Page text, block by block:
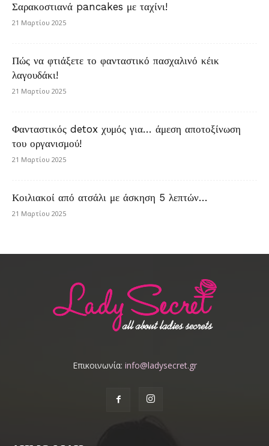
Σαρακοστιανά pancakes με ταχίνι!
21 Μαρτίου 2025
Πώς να φτιάξετε το φανταστικό πασχαλινό κέικ
λαγουδάκι!
21 Μαρτίου 2025
Φανταστικός detox χυμός για… άμεση αποτοξίνωση
του οργανισμού!
21 Μαρτίου 2025
Κοιλιακοί από ατσάλι με άσκηση 5 λεπτών…
21 Μαρτίου 2025
Επικοινωνία: info@ladysecret.gr